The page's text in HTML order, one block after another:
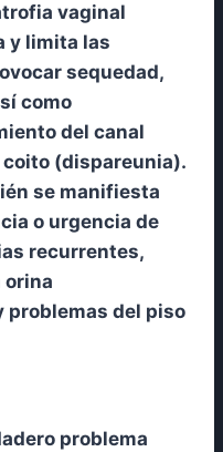
vaginal
y limita las
sequedad,
como
del canal
(dispareunia).
se manifiesta
o urgencia de
recurrentes,
orina
del piso
problema